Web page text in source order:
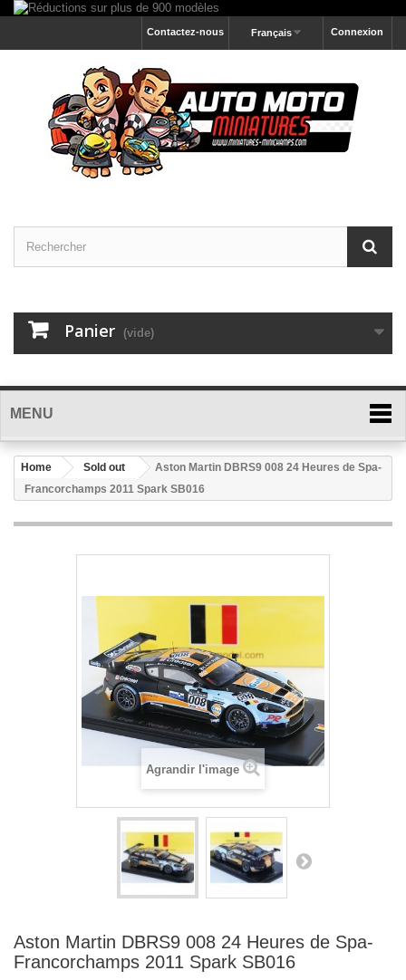
Connexion
Français
Contactez-nous
Panier (vide)
MENU
Home Sold out
Aston Martin DBRS9 008 24 Heures de Spa-
Francorchamps 2011 Spark SB016
Agrandir l'image
Aston Martin DBRS9 008 24 Heures de Spa-
Francorchamps 2011 Spark SB016